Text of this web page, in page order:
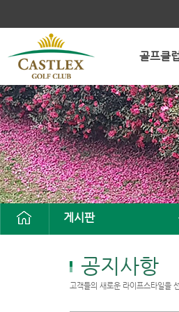
골프클
게시판
공지사항
고객들의 새로운 라이프스타일을